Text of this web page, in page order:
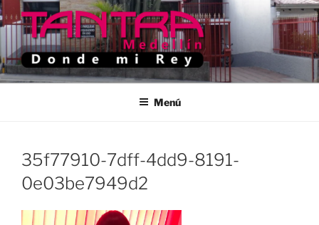
Saltar
al
contenido
TANTRA MEDELLIN
Donde Mi Rey
Menú
35f77910-7dff-4dd9-8191-
0e03be7949d2